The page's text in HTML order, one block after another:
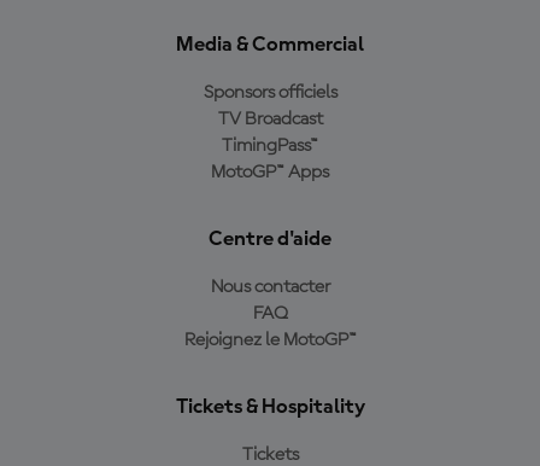
Media & Commercial
Sponsors officiels
TV Broadcast
TimingPass™
MotoGP™ Apps
Centre d'aide
Nous contacter
FAQ
Rejoignez le MotoGP™
Tickets & Hospitality
Tickets